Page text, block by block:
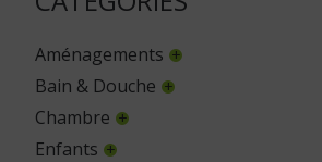
Aménagements
Bain & Douche
Chambre
Enfants